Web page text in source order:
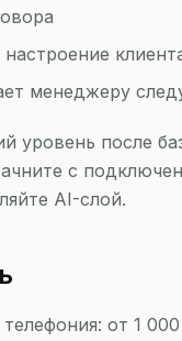
менеджеру
уровень после
с
AI-слой.
от 1